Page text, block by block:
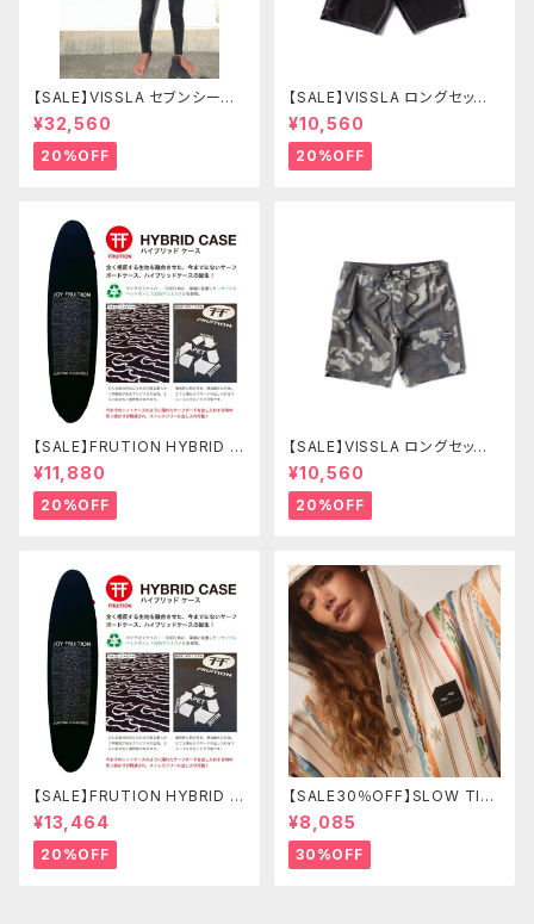
【SALE】VISSLA セブンシーズ
コンプ 3-2mm フルチェストジ
ップ SIZE L カラーBL2
¥32,560
20%OFF
【SALE】VISSLA ロングセッツ
21 サーフパンツ 水着 ヴィスラ
ボードショーツ
¥10,560
20%OFF
【SALE】FRUTION HYBRID C
ASE 7'6" FUN ハイブリッドケ
ース
¥11,880
20%OFF
【SALE】VISSLA ロングセッツ
21 サーフパンツ 水着 ヴィスラ
ボードショーツ
¥10,560
20%OFF
【SALE】FRUTION HYBRID C
ASE 9'6" LONG ハイブリッド
ケース
¥13,464
20%OFF
【SALE30％OFF】SLOW TID
E Harlow Quick-Dry Chan
ging Poncho L/XL
¥8,085
30%OFF